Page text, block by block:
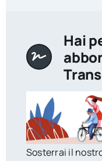
Hai
Sosterrai il